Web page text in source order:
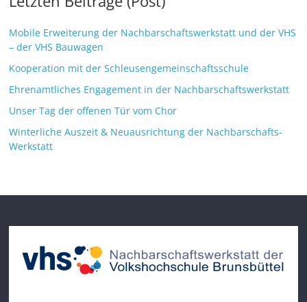
Mobile Erweiterung der Nachbarschaftswerkstatt und der VHS
– der VHS Bauwagen
Kooperation mit der Schleusengemeinschaftsschule
Ehrenamtliches Engagement in der Nachbarschaftswerkstatt
Unser Tag der offenen Tür vom Chor
Winterliche Auszeit & Neuausrichtung der Nachbarschafts-
Werkstatt